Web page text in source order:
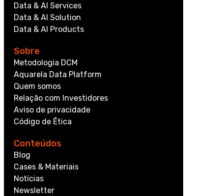
Data & AI Services
Data & AI Solution
Data & AI Products
Sobre
Metodologia DCM
Aquarela Data Platform
Quem somos
Relação com Investidores
Aviso de privacidade
Código de Ética
Conteúdos
Blog
Cases & Materiais
Notícias
Newsletter